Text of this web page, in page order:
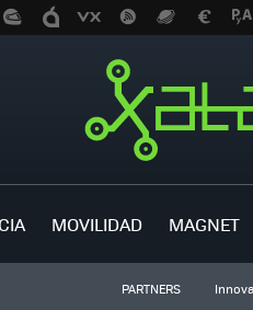
MOVILIDAD MAGNET
PARTNERS